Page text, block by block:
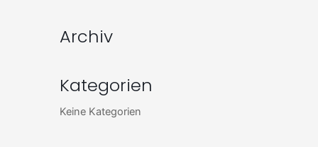
Archiv
Kategorien
Keine Kategorien